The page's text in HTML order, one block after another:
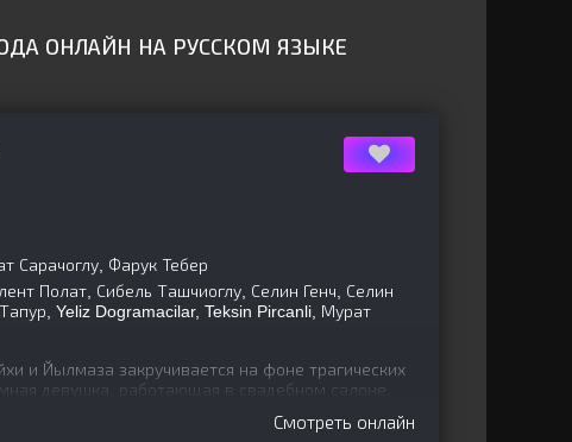
ОНЛАЙН НА РУССКОМ ЯЗЫКЕ
Сарачоглу, Фарук Тебер
Полат, Сибель Ташчиоглу, Селин Генч, Селин
Yeliz Dogramacilar, Teksin Pircanli, Мурат
и Йылмаза закручивается на фоне трагических
девушка, работающая в свадебном салоне,
Однако их
Смотреть онлайн